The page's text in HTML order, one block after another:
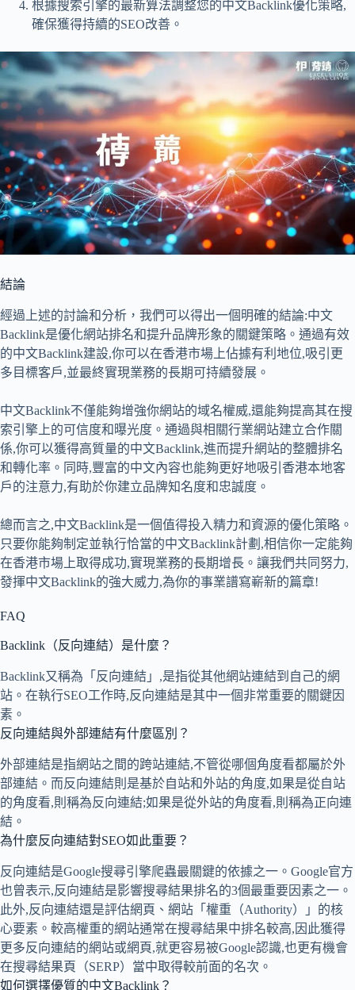
根據搜索引擎的最新算法調整您的中文Backlink優化策略,
確保獲得持續的SEO改善。
結論
經過上述的討論和分析，我們可以得出一個明確的結論:中文
Backlink是優化網站排名和提升品牌形象的關鍵策略。通過有效
的中文Backlink建設,你可以在香港市場上佔據有利地位,吸引更
多目標客戶,並最終實現業務的長期可持續發展。
中文Backlink不僅能夠增強你網站的域名權威,還能夠提高其在搜
索引擎上的可信度和曝光度。通過與相關行業網站建立合作關
係,你可以獲得高質量的中文Backlink,進而提升網站的整體排名
和轉化率。同時,豐富的中文內容也能夠更好地吸引香港本地客
戶的注意力,有助於你建立品牌知名度和忠誠度。
總而言之,中文Backlink是一個值得投入精力和資源的優化策略。
只要你能夠制定並執行恰當的中文Backlink計劃,相信你一定能夠
在香港市場上取得成功,實現業務的長期增長。讓我們共同努力,
發揮中文Backlink的強大威力,為你的事業譜寫嶄新的篇章!
FAQ
Backlink（反向連結）是什麼？
Backlink又稱為「反向連結」,是指從其他網站連結到自己的網
站。在執行SEO工作時,反向連結是其中一個非常重要的關鍵因
素。
反向連結與外部連結有什麼區別？
外部連結是指網站之間的跨站連結,不管從哪個角度看都屬於外
部連結。而反向連結則是基於自站和外站的角度,如果是從自站
的角度看,則稱為反向連結;如果是從外站的角度看,則稱為正向連
結。
為什麼反向連結對SEO如此重要？
反向連結是Google搜尋引擎爬蟲最關鍵的依據之一。Google官方
也曾表示,反向連結是影響搜尋結果排名的3個最重要因素之一。
此外,反向連結還是評估網頁、網站「權重（Authority）」的核
心要素。較高權重的網站通常在搜尋結果中排名較高,因此獲得
更多反向連結的網站或網頁,就更容易被Google認識,也更有機會
在搜尋結果頁（SERP）當中取得較前面的名次。
如何選擇優質的中文Backlink？